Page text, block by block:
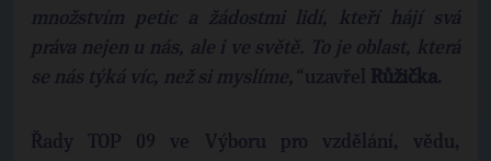
množstvím petic a žádostmi lidí, kteří hájí svá
práva nejen u nás, ale i ve světě. To je oblast, která
se nás týká víc, než si myslíme,“uzavřel Růžička.
Řady TOP 09 ve Výboru pro vzdělání, vědu,